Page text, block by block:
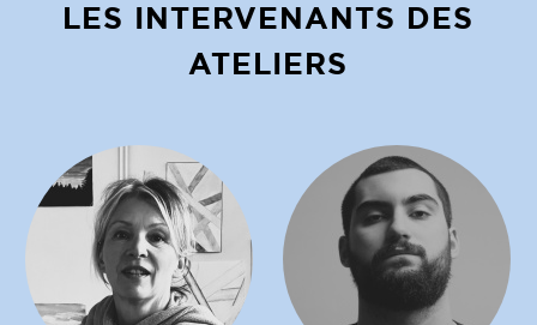
LES INTERVENANTS DES
ATELIERS